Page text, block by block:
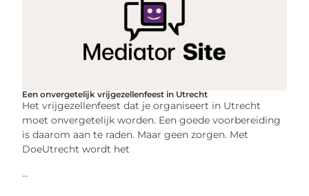
Een onvergetelijk vrijgezellenfeest in Utrecht
Het vrijgezellenfeest dat je organiseert in Utrecht
moet onvergetelijk worden. Een goede voorbereiding
is daarom aan te raden. Maar geen zorgen. Met
DoeUtrecht wordt het
...